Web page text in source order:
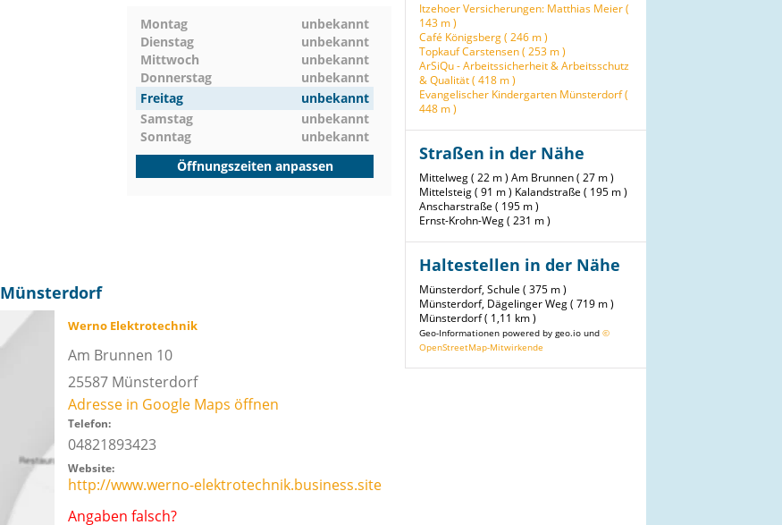
Montag
unbekannt
Dienstag
unbekannt
Mittwoch
unbekannt
Donnerstag
unbekannt
Freitag
unbekannt
Samstag
unbekannt
Sonntag
unbekannt
Öffnungszeiten anpassen
Werno Elektrotechnik
Am Brunnen 10
25587 Münsterdorf
Adresse in Google Maps öffnen
Telefon:
04821893423
Website:
http://www.werno-elektrotechnik.business.site
Angaben falsch?
Itzehoer Versicherungen: Matthias Meier (
143 m )
Café Königsberg ( 246 m )
Topkauf Carstensen ( 253 m )
ArSiQu - Arbeitssicherheit & Arbeitsschutz
& Qualität ( 418 m )
Evangelischer Kindergarten Münsterdorf (
448 m )
Straßen in der Nähe
Mittelweg ( 22 m ) Am Brunnen ( 27 m )
Mittelsteig ( 91 m ) Kalandstraße ( 195 m )
Anscharstraße ( 195 m )
Ernst-Krohn-Weg ( 231 m )
Haltestellen in der Nähe
Münsterdorf, Schule ( 375 m )
Münsterdorf, Dägelinger Weg ( 719 m )
Münsterdorf ( 1,11 km )
Geo-Informationen powered by geo.io und ©
OpenStreetMap-Mitwirkende